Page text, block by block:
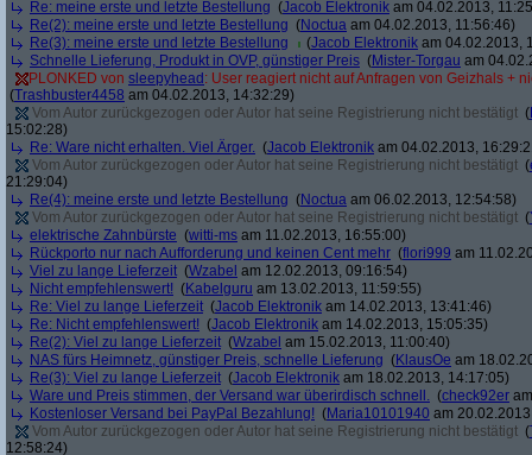
Re: meine erste und letzte Bestellung (Jacob Elektronik am 04.02.2013,
Re(2): meine erste und letzte Bestellung (Noctua am 04.02.2013, 11:56:46)
Re(3): meine erste und letzte Bestellung
(Jacob Elektronik am 04.02.2013,
Schnelle Lieferung, Produkt in OVP, günstiger Preis (Mister-Torgau am
PLONKED von sleepyhead : User reagiert nicht auf Anfragen von Geizhals +
(Trashbuster4458 am 04.02.2013, 14:32:29)
Vom Autor zurückgezogen oder Autor hat seine Registrierung nicht bestätigt (
15:02:28)
Re: Ware nicht erhalten. Viel Ärger. (Jacob Elektronik am 04.02.2013,
Vom Autor zurückgezogen oder Autor hat seine Registrierung nicht bestätigt (
21:29:04)
Re(4): meine erste und letzte Bestellung (Noctua am 06.02.2013, 12:54:58)
Vom Autor zurückgezogen oder Autor hat seine Registrierung nicht bestätigt (
elektrische Zahnbürste (witti-ms am 11.02.2013, 16:55:00)
Rückporto nur nach Aufforderung und keinen Cent mehr (flori999 am
Viel zu lange Lieferzeit (Wzabel am 12.02.2013, 09:16:54)
Nicht empfehlenswert! (Kabelguru am 13.02.2013, 11:59:55)
Re: Viel zu lange Lieferzeit (Jacob Elektronik am 14.02.2013, 13:41:46)
Re: Nicht empfehlenswert! (Jacob Elektronik am 14.02.2013, 15:05:35)
Re(2): Viel zu lange Lieferzeit (Wzabel am 15.02.2013, 11:00:40)
NAS fürs Heimnetz, günstiger Preis, schnelle Lieferung (KlausOe am
Re(3): Viel zu lange Lieferzeit (Jacob Elektronik am 18.02.2013, 14:17:05)
Ware und Preis stimmen, der Versand war überirdisch schnell. (check92er
Kostenloser Versand bei PayPal Bezahlung! (Maria10101940 am
Vom Autor zurückgezogen oder Autor hat seine Registrierung nicht bestätigt (
12:58:24)